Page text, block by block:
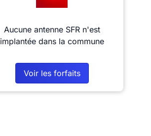
Aucune antenne SFR n'est
implantée dans la commune
Voir les forfaits